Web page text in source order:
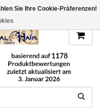
DEINE FARBE
Sie Ihre Cookie-Präferenzen!